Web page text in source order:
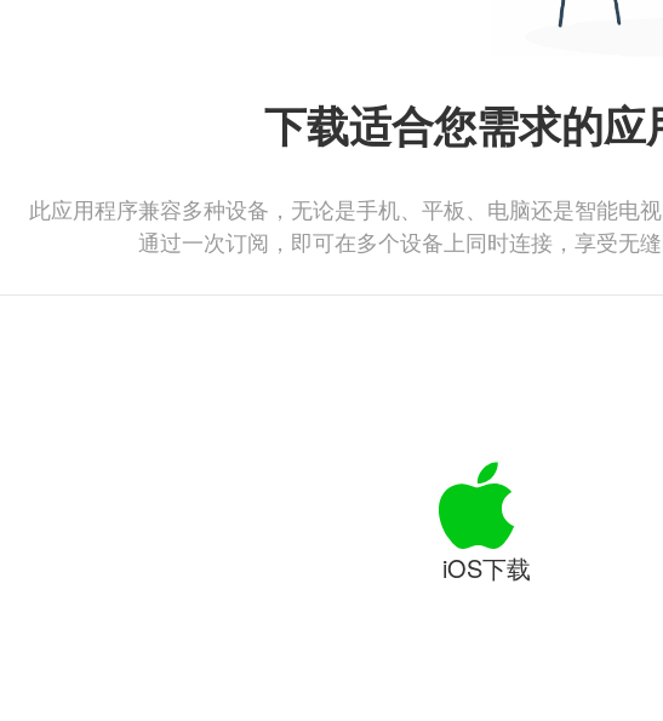
下载适合您需求的应
此应用程序兼容多种设备，无论是手机、平板、电脑还是智能电视
通过一次订阅，即可在多个设备上同时连接，享受无缝
iOS下载